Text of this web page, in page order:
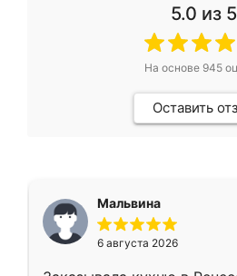
5.0 из 5
На основе 945
Оставить
Мальвина
6 августа 2026